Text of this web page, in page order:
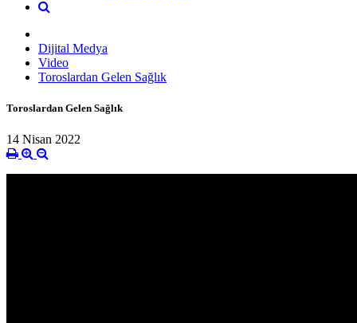
Dijital Medya
Video
Toroslardan Gelen Sağlık
Toroslardan Gelen Sağlık
14 Nisan 2022